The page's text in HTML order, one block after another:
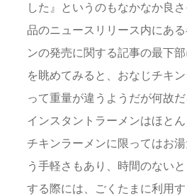
した』というのもなかなか良
品のニュースリリース内にあ
ンの発売に関する記事の最下部
を眺めてみると、おなじチキ
って重量が違うようだが何故だ
インスタントラーメンはほとん
チキンラーメンに限ってはお
う手軽さもあり、時間のない
する際には、ごくたまに利用